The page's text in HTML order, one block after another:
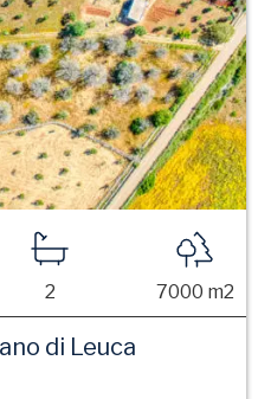
2 7000 m2
di Leuca